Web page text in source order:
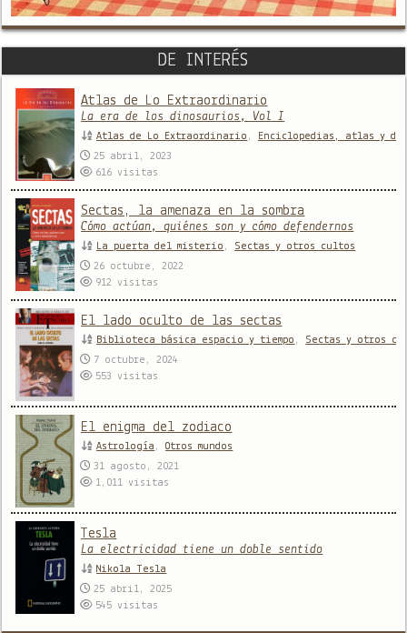
DE INTERÉS
Atlas de Lo Extraordinario
La era de los dinosaurios, Vol I
Atlas de Lo Extraordinario ,
Enciclopedias, atlas y
25 abril, 2023
616visitas
Sectas, la amenaza en la sombra
Cómo actúan, quiénes son y cómo defendernos
La puerta del misterio , Sectas y otros cultos
26 octubre, 2022
912visitas
El lado oculto de las sectas
Biblioteca básica espacio y tiempo , Sectas y otros
7 octubre, 2024
553visitas
El enigma del zodiaco
Astrología ,Otros mundos
31 agosto, 2021
1,011visitas
Tesla
La electricidad tiene un doble sentido
Nikola Tesla
25 abril, 2025
545visitas